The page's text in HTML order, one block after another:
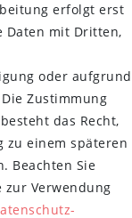
gelesen habe.
erfolgt erst
Daten mit Dritten,
oder aufgrund
Zustimmung
das Recht,
einem späteren
Beachten Sie
zur Verwendung